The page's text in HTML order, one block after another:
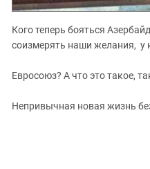
Кого теперь бояться
соизмерять наши желания, у
Евросоюз? А что это такое,
Непривычная новая жизнь